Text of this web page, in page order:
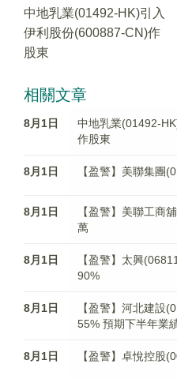
中地乳業(01492-HK)引入
伊利股份(600887-CN)作
股東
相關文章
8月1日
中地乳業(01492-
作股東
8月1日 【盈警】美聯集團
8月1日
【盈警】美聯工商
萬
8月1日
【盈警】太興
90%
8月1日
【盈警】河北建設
55% 預期下半年業
8月1日 【盈警】卓悅控股